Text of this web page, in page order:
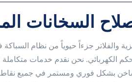
السخانات
والفلاتر جزءاً حيوياً من نظام
الكهربائي. نحن نقدم خدمات
بشكل فوري ومستمر في جميع